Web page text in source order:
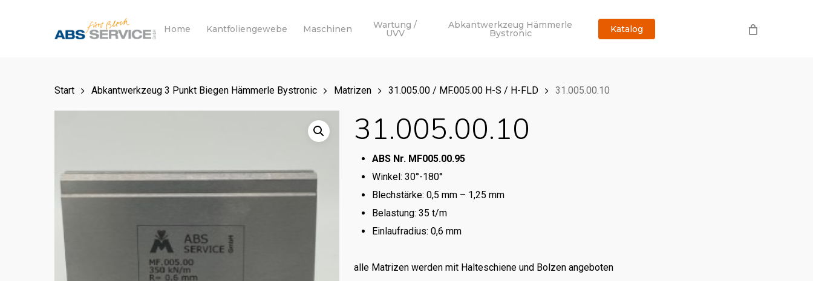
Home Kantfoliengewebe Maschinen Wartung /
UVV
Abkantwerkzeug Hämmerle
Bystronic Katalog
Start Abkantwerkzeug 3 Punkt Biegen Hämmerle Bystronic Matrizen 31.005.00 / MF.005.00 H-S / H-FLD 31.005.00.10
31.005.00.10
ABS Nr. MF005.00.95
Winkel: 30°-180°
Blechstärke: 0,5 mm – 1,25 mm
Belastung: 35 t/m
Einlaufradius: 0,6 mm
alle Matrizen werden mit Halteschiene und Bolzen angeboten